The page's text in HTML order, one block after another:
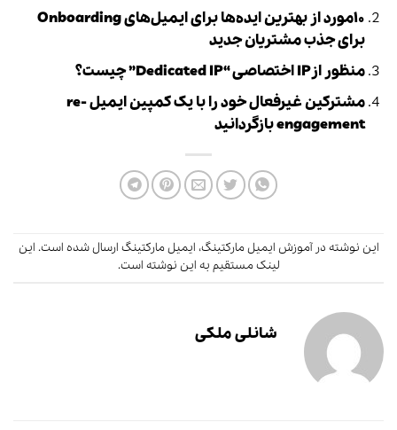
۱۰مورد از بهترین ایده‌ها برای ایمیل‌های Onboarding
برای جذب مشتریان جدید
منظور ازIP اختصاصی “Dedicated IP” چیست؟
مشترکین غیرفعال خود را با یک کمپین ایمیل re-
engagement بازگردانید
این نوشته درآموزش ایمیل مارکتینگ، ایمیل مارکتینگ ارسال شده است. این
لینکمستقیم به این نوشته است.
شانلی ملکی